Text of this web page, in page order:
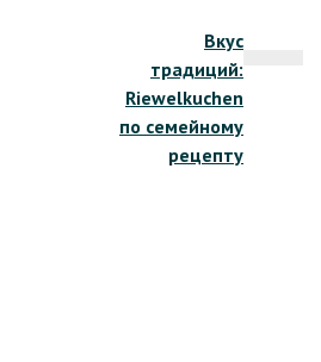
Вкус
традиций:
Riewelkuchen
по семейному
рецепту